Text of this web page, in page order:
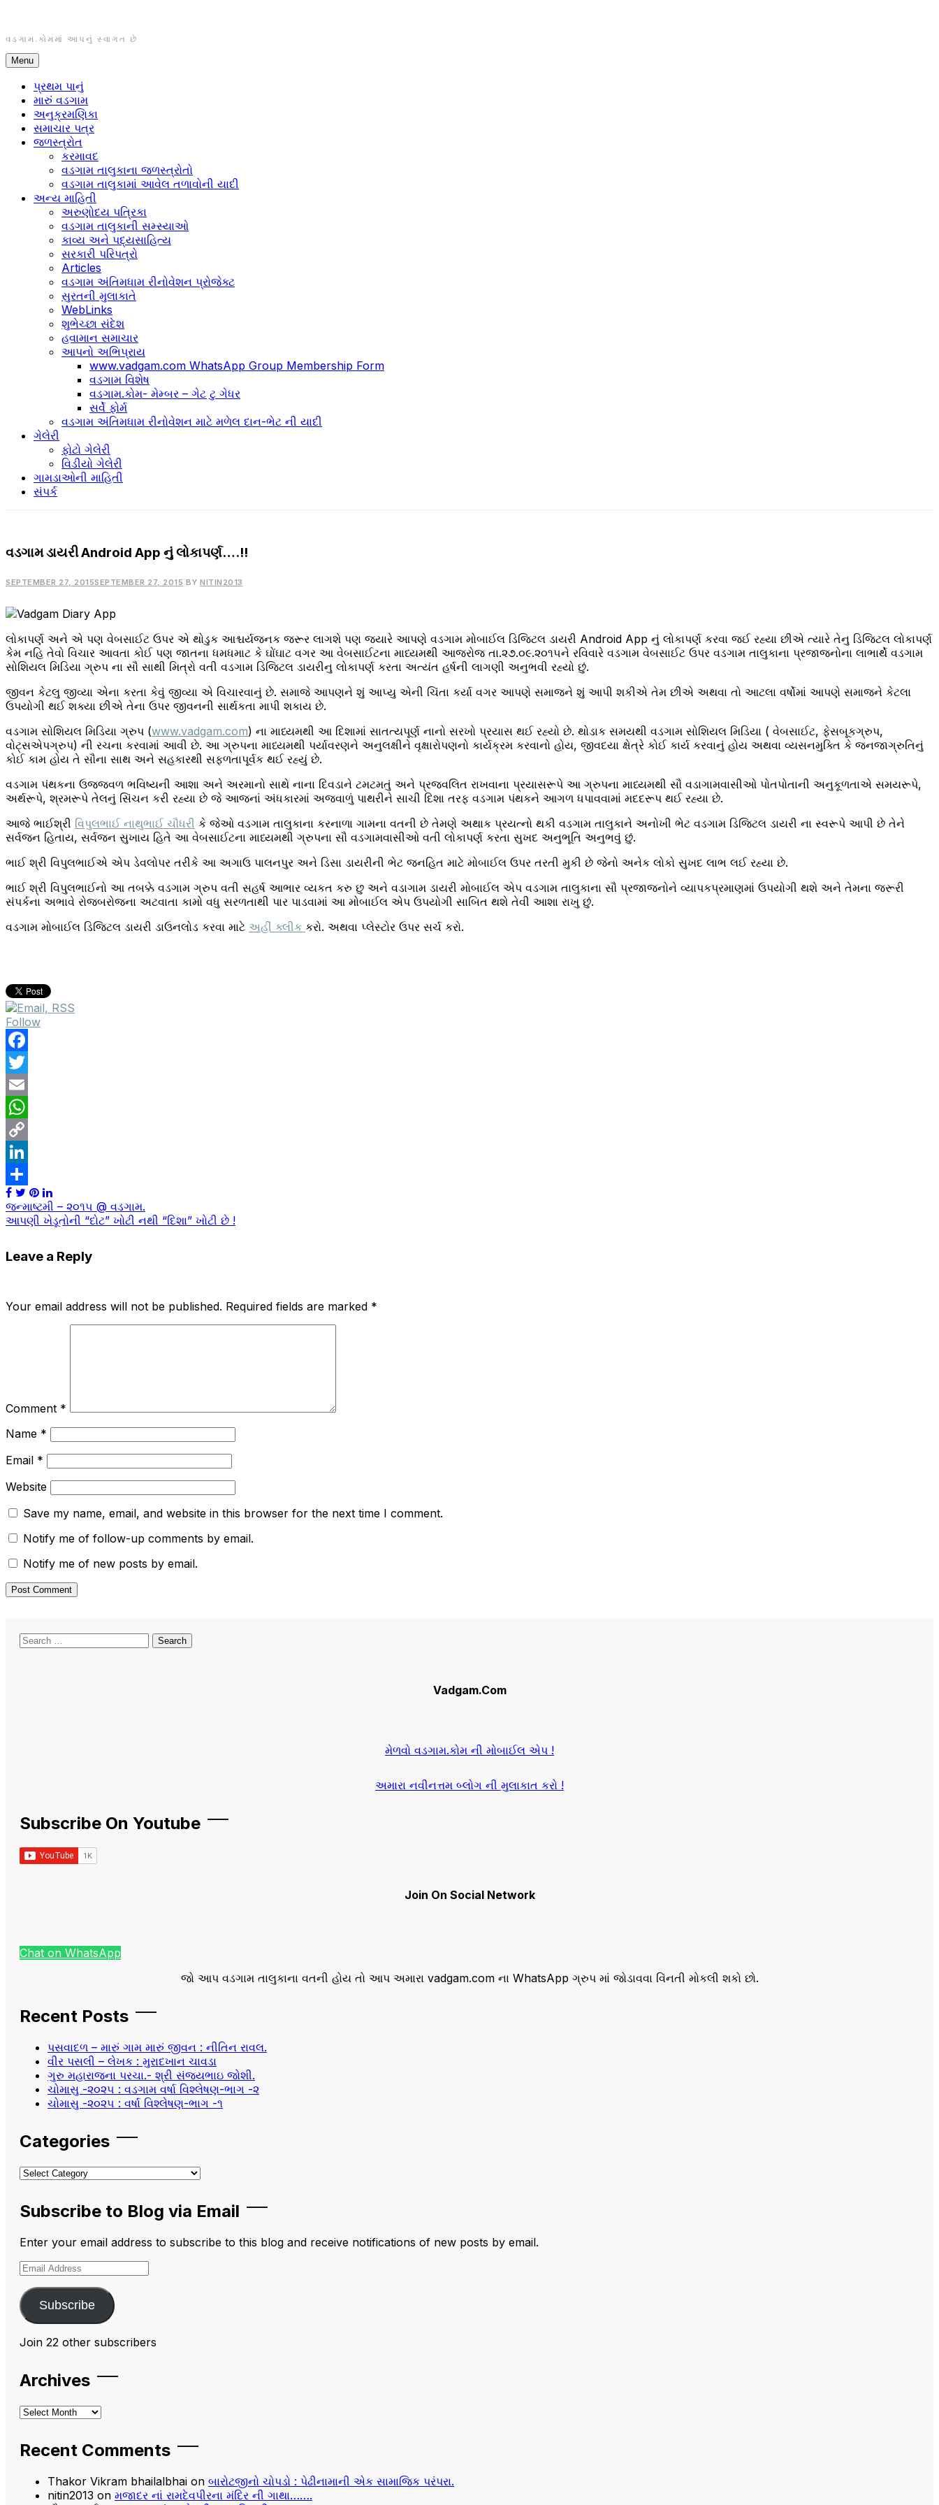
content
વડગામ.કોમમાં આપનું સ્વાગત છે
Menu
પ્રથમ પાનું
મારું વડગામ
અનુક્રમણિકા
સમાચાર પત્ર
જળસ્ત્રોત
કરમાવદ
વડગામ તાલુકાના જળસ્ત્રોતો
વડગામ તાલુકામાં આવેલ તળાવોની યાદી
અન્ય માહિતી
અરુણોદય પત્રિકા
વડગામ તાલુકાની સમ્સ્યાઓ
કાવ્ય અને પદ્યસાહિત્ય
સરકારી પરિપત્રો
Articles
વડગામ અંતિમધામ રીનોવેશન પ્રોજેક્ટ
સુરતની મુલાકાતે
WebLinks
શુભેચ્છા સંદેશ
હવામાન સમાચાર
આપનો અભિપ્રાય
www.vadgam.com WhatsApp Group Membership Form
વડગામ વિશેષ
વડગામ.કોમ- મેમ્બર – ગેટ ટુ ગેધર
સર્વે ફોર્મ
વડગામ અંતિમધામ રીનોવેશન માટે મળેલ દાન-ભેટ ની યાદી
ગેલેરી
ફોટો ગેલેરી
વિડીયો ગેલેરી
ગામડાઓની માહિતી
સંપર્ક
વિશેષ
વડગામ ડાયરી Android App નું લોકાપર્ણ….!!
SEPTEMBER 27, 2015SEPTEMBER 27, 2015 BY NITIN2013
લોકાપર્ણ અને એ પણ વેબસાઈટ ઉપર એ થોડુક આશ્ચર્યજનક જરૂર લાગશે પણ જ્યારે આપણે વડગામ મોબાઈલ ડિજિટલ ડાયરી Android App નું લોકાપર્ણ કરવા જઈ રહ્યા છીએ ત્યારે તેનુ ડિજિટલ લોકાપર્ણ
કેમ નહિ તેવો વિચાર આવતા કોઈ પણ જાતના ધમધમાટ કે ઘોંઘાટ વગર આ વેબસાઈટના માધ્યમથી આજરોજ તા.૨૭.૦૯.૨૦૧૫ને રવિવારે વડગામ વેબસાઈટ ઉપર વડગામ તાલુકાના પ્રજાજનોના લાભાર્થે વડગામ
સોશિયલ મિડિયા ગ્રુપ ના સૌ સાથી મિત્રો વતી વડગામ ડિજિટલ ડાયરીનુ લોકાપર્ણ કરતા અત્યંત હર્ષની લાગણી અનુભવી રહ્યો છું.
જીવન કેટલુ જીવ્યા એના કરતા કેવું જીવ્યા એ વિચારવાનું છે. સમાજે આપણને શું આપ્યુ એની ચિંતા કર્યા વગર આપણે સમાજને શું આપી શકીએ તેમ છીએ અથવા તો આટલા વર્ષોમાં આપણે સમાજને કેટલા
ઉપયોગી થઈ શક્યા છીએ તેના ઉપર જીવનની સાર્થકતા માપી શકાય છે.
વડગામ સોશિયલ મિડિયા ગ્રુપ (www.vadgam.com) ના માધ્યમથી આ દિશામાં સાતત્યપૂર્ણ નાનો સરખો પ્રયાસ થઈ રહ્યો છે. થોડાક સમયથી વડગામ સોશિયલ મિડિયા ( વેબસાઈટ, ફેસબૂકગ્રુપ,
વોટ્સએપગ્રુપ) ની રચના કરવામાં આવી છે. આ ગ્રુપના માધ્યમથી પર્યાવરણને અનુલક્ષીને વૃક્ષારોપણનો કાર્યક્રમ કરવાનો હોય, જીવદયા ક્ષેત્રે કોઈ કાર્ય કરવાનું હોય અથવા વ્યસનમુક્તિ કે જનજાગ્રુતિનું
કોઈ કામ હોય તે સૌના સાથ અને સહકારથી સફળતાપૂર્વક થઈ રહ્યું છે.
વડગામ પંથકના ઉજ્જવળ ભવિષ્યની આશા અને અરમાનો સાથે નાના દિવડાને ટમટમતું અને પ્રજવલિત રાખવાના પ્રયાસરૂપે આ ગ્રુપના માધ્યમથી સૌ વડાગામવાસીઓ પોતપોતાની અનુકૂળતાએ સમયરૂપે,
અર્થરૂપે, શ્રમરૂપે તેલનું સિંચન કરી રહ્યા છે જે આજનાં અંધકારમાં અજવાળું પાથરીને સાચી દિશા તરફ વડગામ પંથકને આગળ ધપાવવામાં મદદરૂપ થઈ રહ્યા છે.
આજે ભાઈશ્રી વિપુલભાઈ નાથુભાઈ ચૌધરી કે જેઓ વડગામ તાલુકાના કરનાળા ગામના વતની છે તેમણે અથાક પ્રયત્નો થકી વડગામ તાલુકાને અનોખી ભેટ વડગામ ડિજિટલ ડાયરી ના સ્વરૂપે આપી છે તેને
સર્વજન હિતાય, સર્વજન સુખાય હિતે આ વેબસાઈટના માધ્યમથી ગ્રુપના સૌ વડગામવાસીઓ વતી લોકાપર્ણ કરતા સુખદ અનુભૂતિ અનુભવું છું.
ભાઈ શ્રી વિપુલભાઈએ એપ ડેવલોપર તરીકે આ અગાઉ પાલનપુર અને ડિસા ડાયરીની ભેટ જનહિત માટે મોબાઈલ ઉપર તરતી મુકી છે જેનો અનેક લોકો સુખદ લાભ લઈ રહ્યા છે.
ભાઈ શ્રી વિપુલભાઈનો આ તબક્કે વડગામ ગ્રુપ વતી સહર્ષ આભાર વ્યકત કરુ છુ અને વડાગામ ડાયરી મોબાઈલ એપ વડગામ તાલુકાના સૌ પ્રજાજનોને વ્યાપકપ્રમાણમાં ઉપયોગી થશે અને તેમના જરૂરી
સંપર્કના અભાવે રોજબરોજના અટવાતા કામો વધુ સરળતાથી પાર પાડવામાં આ મોબાઈલ એપ ઉપયોગી સાબિત થશે તેવી આશા રાખુ છું.
વડગામ મોબાઈલ ડિજિટલ ડાયરી ડાઉનલોડ કરવા માટે અહીં ક્લીક કરો. અથવા પ્લેસ્ટોર ઉપર સર્ચ કરો.
Follow
Facebook
Twitter
Email
WhatsApp
Copy
Link
LinkedIn
Share
Post
navigation
જન્માષ્ટમી – ૨૦૧૫ @ વડગામ.
આપણી ખેડૂતોની “દોટ” ખોટી નથી “દિશા” ખોટી છે !
Leave a Reply
Your email address will not be published. Required fields are marked *
Comment *
Name *
Email *
Website
Save my name, email, and website in this browser for the next time I comment.
Notify me of follow-up comments by email.
Notify me of new posts by email.
Search
Vadgam.Com
મેળવો વડગામ.કોમ ની મોબાઈલ એપ !
અમારા નવીનત્તમ બ્લોગ ની મુલાકાત કરો !
Subscribe On Youtube
Join On Social Network
Chat on WhatsApp
જો આપ વડગામ તાલુકાના વતની હોય તો આપ અમારા vadgam.com ના WhatsApp ગ્રુપ માં જોડાવવા વિંનતી મોકલી શકો છો.
Recent Posts
પસવાદળ – મારું ગામ મારું જીવન : નીતિન રાવલ.
વીર પસલી – લેખક : મુરાદખાન ચાવડા
ગુરુ મહારાજના પરચા.- શ્રી સંજયભાઇ જોશી.
ચોમાસુ -૨૦૨૫ : વડગામ વર્ષા વિશ્લેષણ-ભાગ -૨
ચોમાસુ -૨૦૨૫ : વર્ષા વિશ્લેષણ-ભાગ -૧
Categories
Categories
Subscribe to Blog via Email
Enter your email address to subscribe to this blog and receive notifications of new posts by email.
Email
Address
Subscribe
Join 22 other subscribers
Archives
Archives
Recent Comments
Thakor Vikram bhailalbhai on બારોટજીનો ચોપડો : પેઢીનામાની એક સામાજિક પરંપરા.
nitin2013 on મજાદર નાં રામદેવપીરના મંદિર ની ગાથા…….